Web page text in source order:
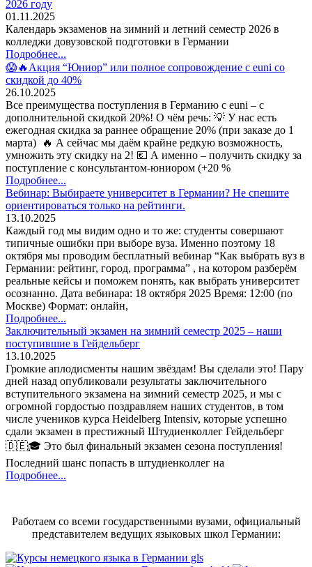
2026 году
01.11.2025
Календарь экзаменов на зимний и летний семестр 2026 в
колледжи довузовской подготовки в Германии
Подробнее...
😱🔥Акция “Юниор” или полное сопровождение с euni со
скидкой до 40%
26.10.2025
Все преимущества поступления в Германию с euni – с
дополнительной скидкой 20%! О чём речь: 💡 У нас есть
ежегодная скидка за раннее обращение 20% (при заказе до 1
марта) 🔥 А сейчас мы даём крайне редкую возможность,
умножить эту скидку на 2! 💶 А именно – получить скидку за
поступление с консультантом-юниором (+20 %
Подробнее...
Вебинар: Выбираете университет в Германии? Не спешите
ориентироваться только на рейтинги.
13.10.2025
Каждый год мы видим одно и то же: студенты совершают
типичные ошибки при выборе вуза. Именно поэтому 18
октября мы проводим бесплатный вебинар “Как выбрать вуз в
Германии: рейтинг, город, программа” , на котором разберём
реальные кейсы и поможем понять, как выбрать университет
осознанно. Дата вебинара: 18 октября 2025 Время: 12:00 (по
Москве) Формат: онлайн,
Подробнее...
Заключительный экзамен на зимний семестр 2025 – наши
поступившие в Гейдельберг
13.10.2025
Громкие аплодисменты нашим звёздам! Вы сделали это! Пару
дней назад опубликовали результаты заключительного
вступительного экзамена на зимний семестр 2025, и мы с
огромной гордостью поздравляем наших студентов, в том
числе учеников курса Heidelberg Intensiv, которые успешно
сдали экзамен в престижный Штудиенколлег Гейдельберг
🇩🇪🎓 Это был финальный экзамен сезона поступления!
Последний шанс попасть в штудиенколлег на
Подробнее...
Работаем со всеми государственными вузами, официальный
представителем ведущих языковых школ Германии: